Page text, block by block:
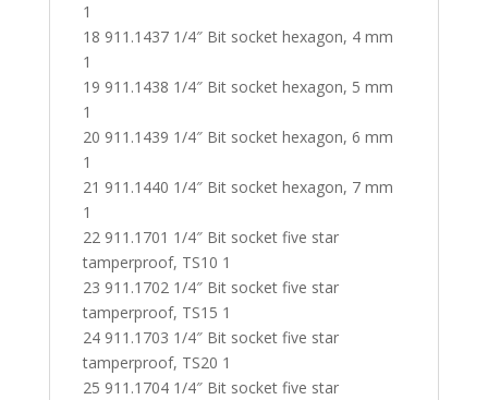
1
18 911.1437 1/4″ Bit socket hexagon, 4 mm
1
19 911.1438 1/4″ Bit socket hexagon, 5 mm
1
20 911.1439 1/4″ Bit socket hexagon, 6 mm
1
21 911.1440 1/4″ Bit socket hexagon, 7 mm
1
22 911.1701 1/4″ Bit socket five star
tamperproof, TS10 1
23 911.1702 1/4″ Bit socket five star
tamperproof, TS15 1
24 911.1703 1/4″ Bit socket five star
tamperproof, TS20 1
25 911.1704 1/4″ Bit socket five star